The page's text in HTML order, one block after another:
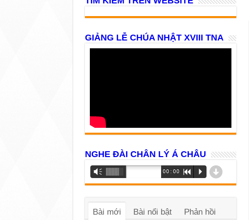
GIẢNG LỄ CHÚA NHẬT XVIII TNA
NGHE ĐÀI CHÂN LÝ Á CHÂU
Trình
phát
âm
Vm 00:00 R P d
Bài mới Bài nổi bật Phản hồi